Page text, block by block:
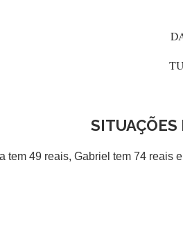
SITUAÇÕES
tem 49 reais, Gabriel tem 74 reais